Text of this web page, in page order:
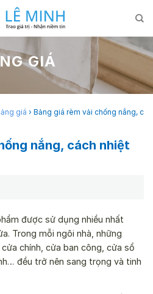
GIÁ
giá › Bảng giá rèm vải chống nắng,
nắng, cách nhiệt
được sử dụng nhiều nhất
Trong mỗi ngôi nhà, những
chính, cửa ban công, cửa sổ
đều trở nên sang trọng và tinh